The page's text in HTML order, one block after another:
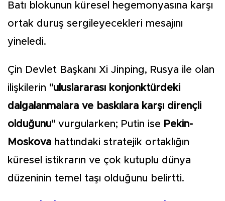
Batı blokunun küresel hegemonyasına karşı
ortak duruş sergileyecekleri mesajını
yineledi.
Çin Devlet Başkanı Xi Jinping, Rusya ile olan
ilişkilerin "uluslararası konjonktürdeki
dalgalanmalara ve baskılara karşı dirençli
olduğunu" vurgularken; Putin ise Pekin-
Moskova hattındaki stratejik ortaklığın
küresel istikrarın ve çok kutuplu dünya
düzeninin temel taşı olduğunu belirtti.